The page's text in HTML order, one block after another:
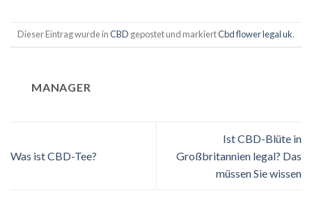
Dieser Eintrag wurde inCBD gepostet und markiertCbd flower legal uk.
MANAGER
Was ist CBD-Tee?
Ist CBD-Blüte in
Großbritannien legal? Das
müssen Sie wissen